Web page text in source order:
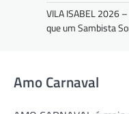
VILA ISABEL 2026
que um Sambista
Amo Carnaval